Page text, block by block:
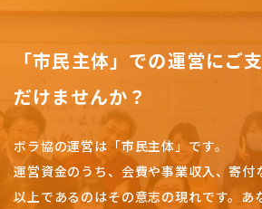
「市民主体」での運営にご
だけませんか？
ボラ協の運営は「市民主体」です。
運営資金のうち、会費や事業収入、寄付
以上であるのはその意志の現れです。 あ